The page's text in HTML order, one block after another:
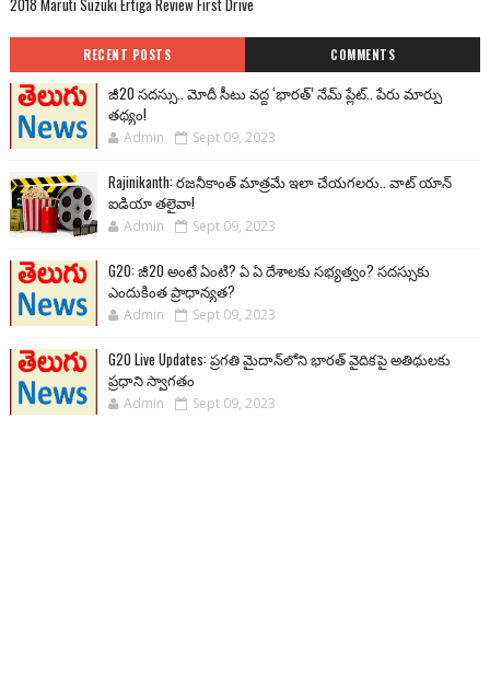
2018 Maruti Suzuki Ertiga Review First Drive
RECENT POSTS COMMENTS
జీ20 సదస్సు.. మోదీ సీటు వద్ద ‘భారత్’ నేమ్ ప్లేట్‌.. పేరు మార్పు
తథ్యం!
Admin Sept 09, 2023
Rajinikanth: రజనీకాంత్ మాత్రమే ఇలా చేయగలరు.. వాట్ యాన్
ఐడియా తలైవా!
Admin Sept 09, 2023
G20: జీ20 అంటే ఏంటి? ఏ ఏ దేశాలకు సభ్యత్వం? సదస్సుకు
ఎందుకింత ప్రాధాన్యత?
Admin Sept 09, 2023
G20 Live Updates: ప్రగతి మైదాన్‌లోని భారత్ వైదికపై అతిథులకు
ప్రధాని స్వాగతం
Admin Sept 09, 2023